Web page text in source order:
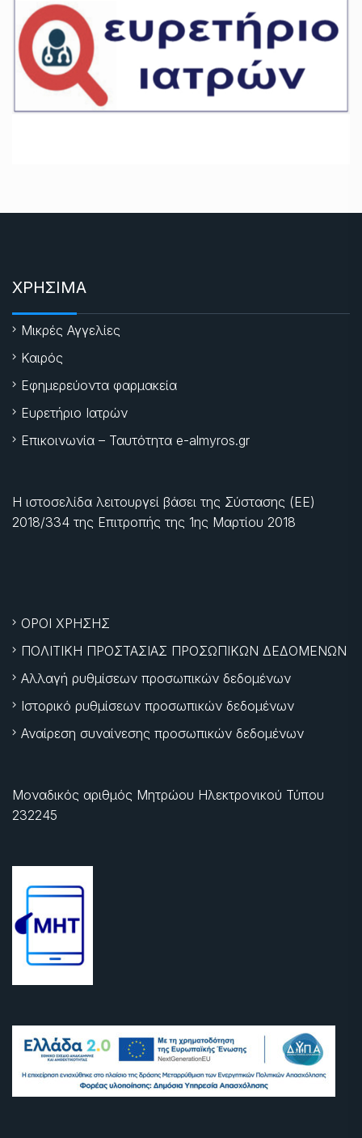
ΧΡΗΣΙΜΑ
Μικρές Αγγελίες
Καιρός
Εφημερεύοντα φαρμακεία
Ευρετήριο Ιατρών
Επικοινωνία – Ταυτότητα e-almyros.gr
Η ιστοσελίδα λειτουργεί βάσει της Σύστασης (ΕΕ)
2018/334 της Επιτροπής της 1ης Μαρτίου 2018
ΟΡΟΙ ΧΡΗΣΗΣ
ΠΟΛΙΤΙΚΗ ΠΡΟΣΤΑΣΙΑΣ ΠΡΟΣΩΠΙΚΩΝ ΔΕΔΟΜΕΝΩΝ
Αλλαγή ρυθμίσεων προσωπικών δεδομένων
Ιστορικό ρυθμίσεων προσωπικών δεδομένων
Αναίρεση συναίνεσης προσωπικών δεδομένων
Μοναδικός αριθμός Μητρώου Ηλεκτρονικού Τύπου
232245